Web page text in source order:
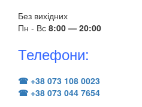
Без вихідних
Пн - Вс 8:00 — 20:00
Телефони:
☎ +38 073 108 0023
☎ +38 073 044 7654